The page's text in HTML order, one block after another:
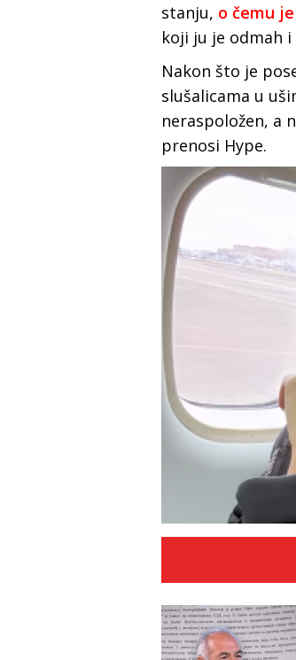
stanju, o čemu
koji ju je odmah
Nakon što je
slušalicama u
neraspoložen, a
prenosi Hype.